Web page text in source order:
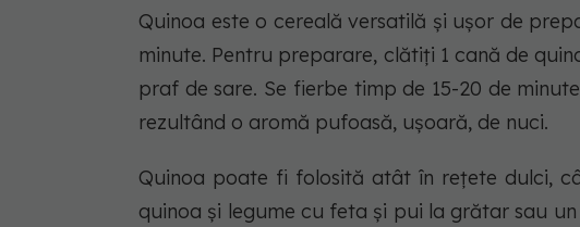
Quinoa este o cereală versatilă și ușor de
minute. Pentru preparare, clătiți 1 cană de
praf de sare. Se fierbe timp de 15-20 de
rezultând o aromă pufoasă, ușoară, de nuci.
Quinoa poate fi folosită atât în rețete dulci,
quinoa și legume cu feta și pui la grătar sau